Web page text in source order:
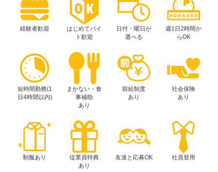
経験者歓迎
はじめてバイ
ト歓迎
日付・曜日が
選べる
週1日2時間か
らOK
短時間勤務(1
日4時間以内)
まかない・食
事補助
あり
前給制度
あり
社会保険
あり
制服あり
従業員特典
あり
友達と応募OK 社員登用